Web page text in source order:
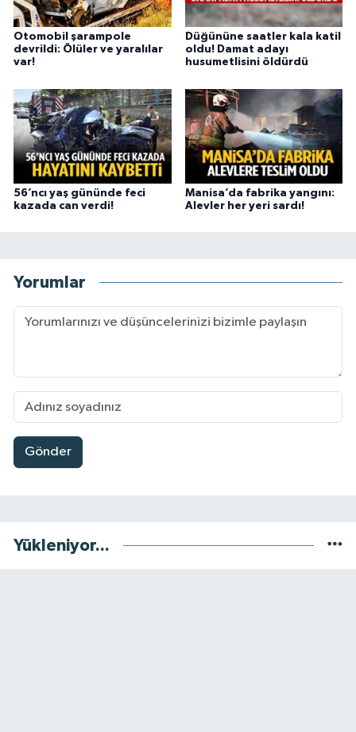
Otomobil şarampole
devrildi: Ölüler ve yaralılar
var!
Düğününe saatler kala katil
oldu! Damat adayı
husumetlisini öldürdü
56’ncı yaş gününde feci
kazada can verdi!
Manisa’da fabrika yangını:
Alevler her yeri sardı!
Yorumlar
Gönder
Yükleniyor...